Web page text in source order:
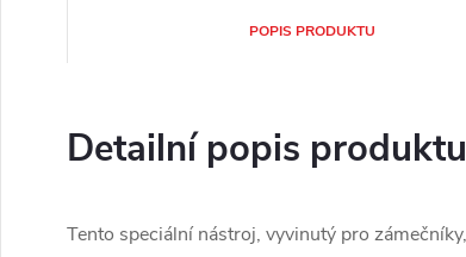
POPIS PRODUKTU
Detailní popis produktu
Tento speciální nástroj, vyvinutý pro